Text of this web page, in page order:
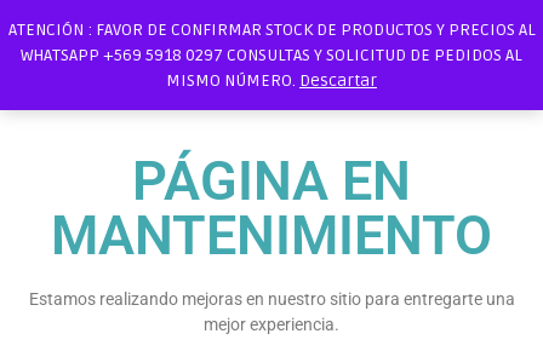
ATENCIÓN : FAVOR DE CONFIRMAR STOCK DE PRODUCTOS Y PRECIOS AL
WHATSAPP +569 5918 0297 CONSULTAS Y SOLICITUD DE PEDIDOS AL
MISMO NÚMERO. Descartar
PÁGINA EN
MANTENIMIENTO
Estamos realizando mejoras en nuestro sitio para entregarte una
mejor experiencia.